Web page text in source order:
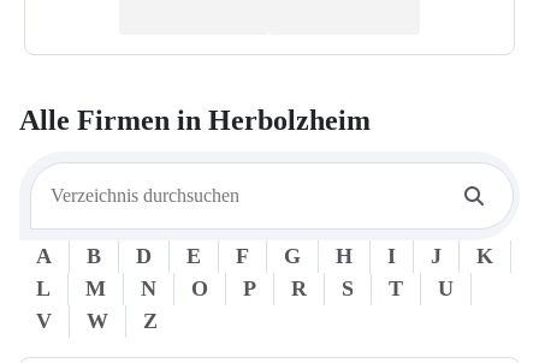
Alle Firmen in Herbolzheim
A B D E F G H I J
K
L
M N O P R S T
U
V
W Z